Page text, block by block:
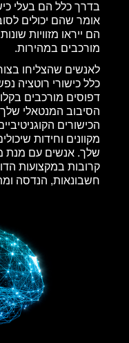
בדרך כלל הם בעלי
אומר שהם יכולים
הם ייראו מזוויות
מורכבים במהירות.
כלל כישורי רוטציה
דפוסים מורכבים
הסיבוב המנטאלי שלך
הכישורים
מקוונים וחידות
שלך. אנשים עם מנת
קרובות במקצועות
חשבונאות, הנדסה